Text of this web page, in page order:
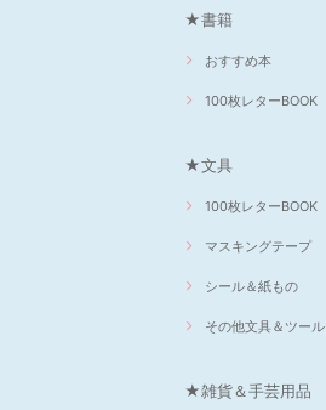
★書籍
おすすめ本
100枚レターBOOK
★文具
100枚レターBOOK
マスキングテープ
シール＆紙もの
その他文具＆ツール
★雑貨＆手芸用品